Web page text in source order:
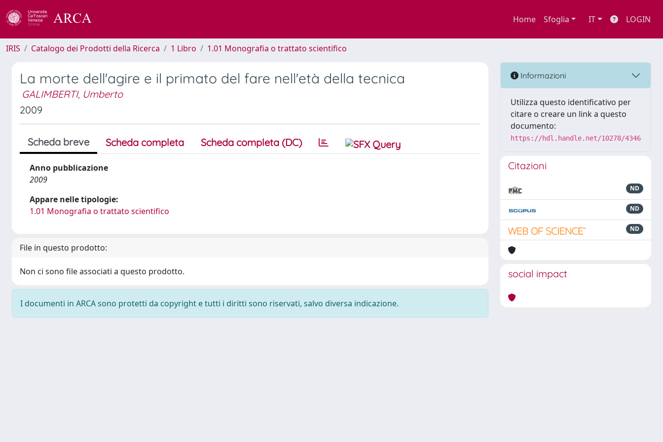
Home Sfoglia IT LOGIN
IRIS Catalogo dei Prodotti della Ricerca 1 Libro 1.01 Monografia o trattato scientifico
La morte dell'agire e il primato del fare nell'età della tecnica
GALIMBERTI, Umberto
2009
Scheda breve Scheda completa Scheda completa (DC)
Anno pubblicazione
2009
Appare nelle tipologie:
1.01 Monografia o trattato scientifico
File in questo prodotto:
Non ci sono file associati a questo prodotto.
I documenti in ARCA sono protetti da copyright e tutti i diritti sono riservati, salvo diversa indicazione.
Informazioni
Utilizza questo identificativo per
citare o creare un link a questo
documento:
https://hdl.handle.net/10278/4346
Citazioni
ND
ND
ND
social impact